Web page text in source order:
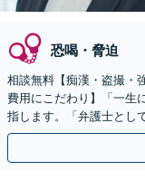
恐喝・脅迫
相談無料【痴漢・盗撮・
費用にこだわり】「一生
指します。「弁護士とし
にこだわる」依頼者さま